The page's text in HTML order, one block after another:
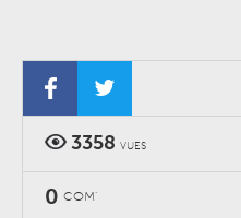
3358 VUES
0 COM'